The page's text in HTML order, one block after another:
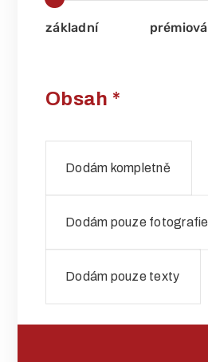
základní prémiová
Obsah *
Dodám kompletně
Dodám pouze fotografie
Dodám pouze texty